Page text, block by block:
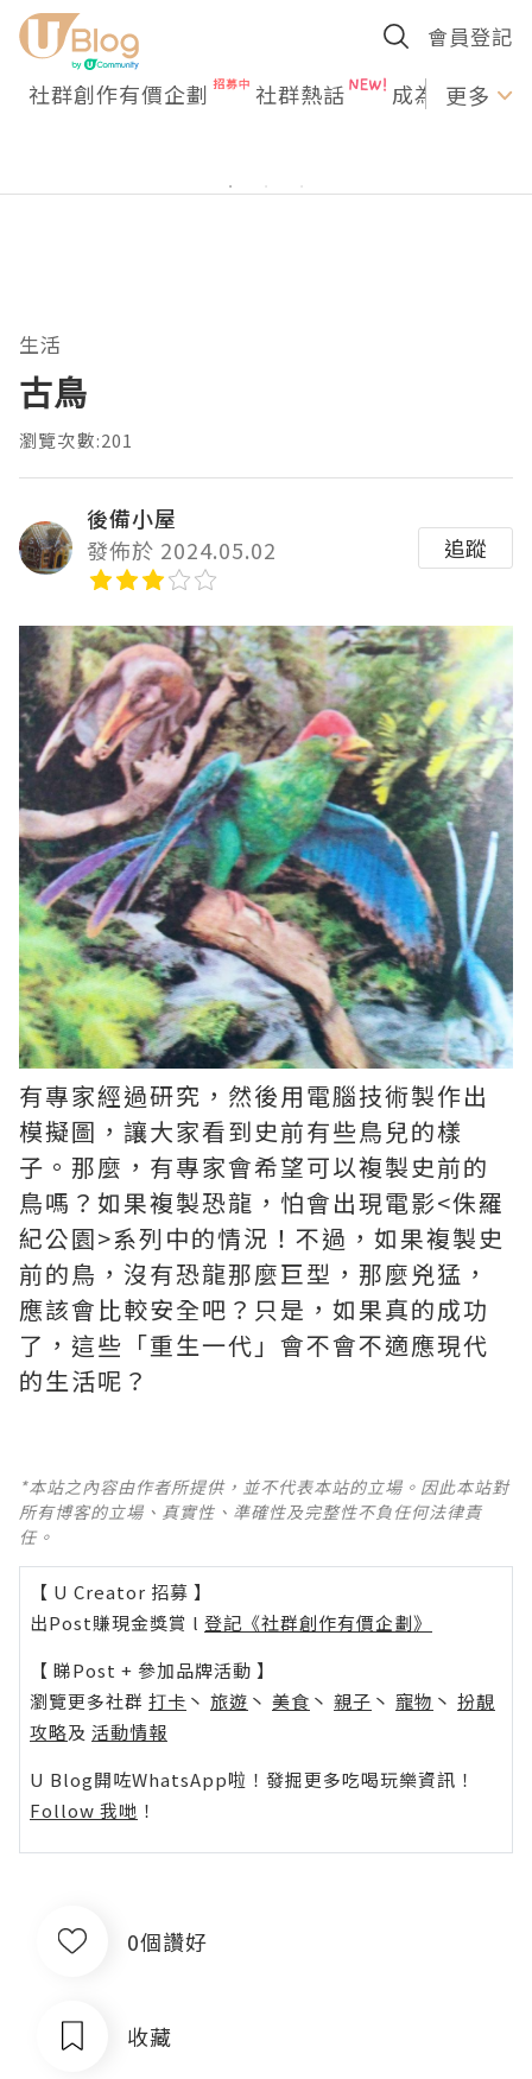
會員登記
社群創作有價企劃 社群熱話 成為U更多
生活
古鳥
瀏覽次數:201
後備小屋
發佈於 2024.05.02
追蹤
有專家經過研究，然後用電腦技術製作出
模擬圖，讓大家看到史前有些鳥兒的樣
子。那麼，有專家會希望可以複製史前的
鳥嗎？如果複製恐龍，怕會出現電影<侏羅
紀公園>系列中的情況！不過，如果複製史
前的鳥，沒有恐龍那麼巨型，那麼兇猛，
應該會比較安全吧？只是，如果真的成功
了，這些「重生一代」會不會不適應現代
的生活呢？
*本站之內容由作者所提供，並不代表本站的立場。因此本站對
所有博客的立場、真實性、準確性及完整性不負任何法律責
任。
【 U Creator 招募 】
出Post賺現金獎賞 l 登記《社群創作有價企劃》
【 睇Post + 參加品牌活動 】
瀏覽更多社群 打卡 丶 旅遊 丶 美食 丶 親子 丶 寵物 丶 扮靚
攻略及 活動情報
U Blog開咗WhatsApp啦！發掘更多吃喝玩樂資訊！
Follow 我哋 ！
0個讚好
收藏